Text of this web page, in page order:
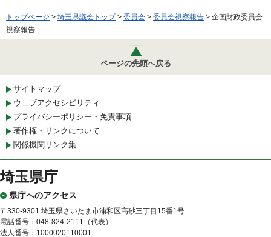
トップページ > 埼玉県議会トップ> 委員会 > 委員会視察報告 > 企画財政委員会
視察報告
ページの先頭へ戻る
サイトマップ
ウェブアクセシビリティ
プライバシーポリシー・免責事項
著作権・リンクについて
関係機関リンク集
埼玉県庁
県庁へのアクセス
〒330-9301 埼玉県さいたま市浦和区高砂三丁目15番1号
電話番号：048-824-2111（代表）
法人番号：1000020110001